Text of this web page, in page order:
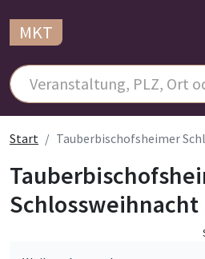
MKT
Start Tauberbischofsheimer
Schlossweihnacht